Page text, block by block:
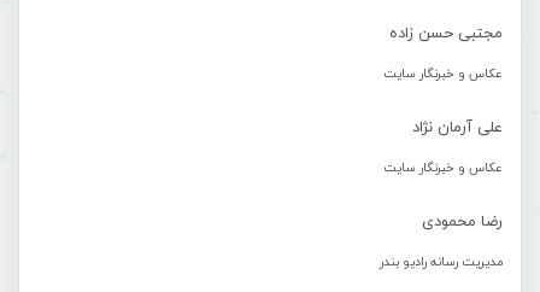
مجتبی حسن زاده
عکاس و خبرنگار سایت
علی آرمان نژاد
عکاس و خبرنگار سایت
رضا محمودی
مدیریت رسانه رادیو بندر